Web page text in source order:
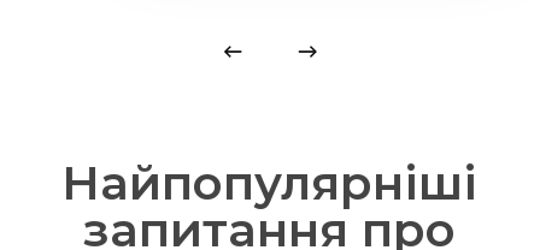
Найпопулярніші
запитання про